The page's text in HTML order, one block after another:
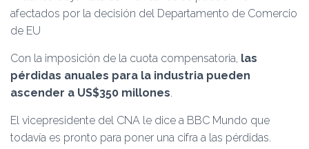
afectados por la decisión del Departamento de Comercio
de EU
Con la imposición de la cuota compensatoria, las
pérdidas anuales para la industria pueden
ascender a US$350 millones.
El vicepresidente del CNA le dice a BBC Mundo que
todavía es pronto para poner una cifra a las pérdidas.